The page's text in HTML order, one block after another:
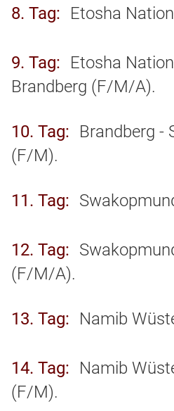
8. Tag Etosha
9. Tag
Etosha
Brandberg (F/M/A).
10. Tag
Brandberg -
(F/M).
11. Tag
12. Tag
(F/M/A).
13. Tag Namib
14. Tag
Namib
(F/M).